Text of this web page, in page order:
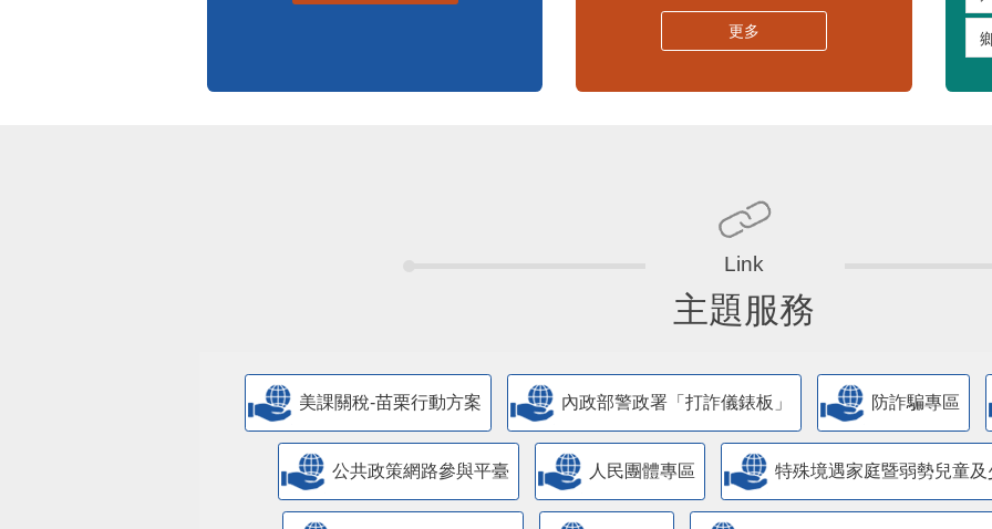
更多
主題服務
美課關稅-苗栗行動方案 內政部警政署「打詐儀錶板」 防詐騙專區
公共政策網路參與平臺 人民團體專區 特殊境遇家庭暨弱勢兒童